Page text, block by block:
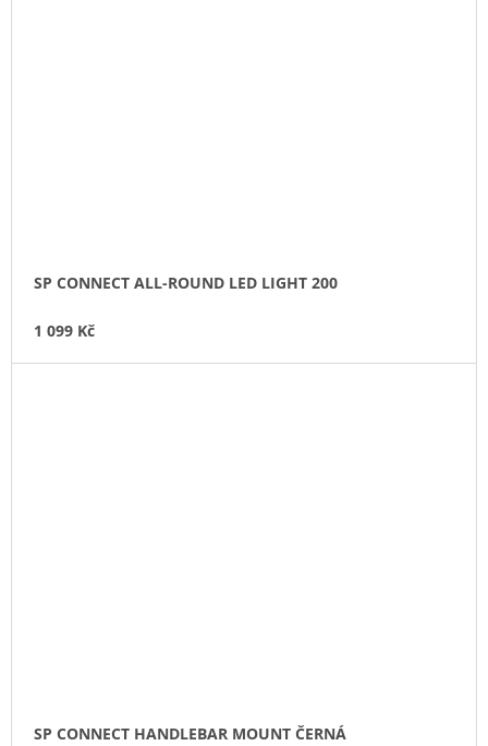
SP CONNECT ALL-ROUND LED LIGHT 200
1 099 Kč
SP CONNECT HANDLEBAR MOUNT ČERNÁ